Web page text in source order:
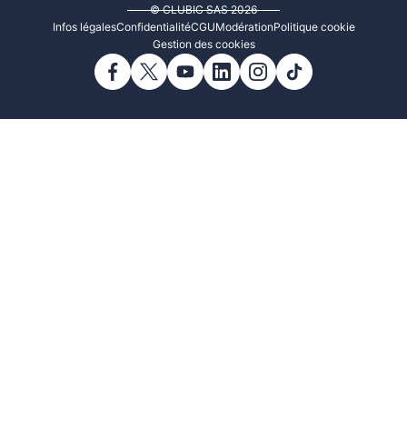
© CLUBIC SAS 2026
Infos légalesConfidentialitéCGUModérationPolitique cookie
Gestion des cookies